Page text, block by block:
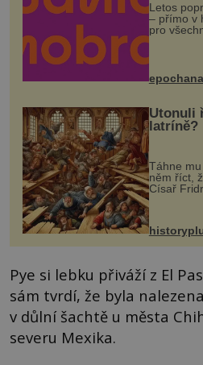
Letos
– přímo v
pro
program
mohou
Utonuli
latríně?
Táhne
něm říct,
Císař
posílá
VI. do
Pye si lebku přiváží z El
sám tvrdí, že byla
v důlní šachtě u města
severu Mexika.